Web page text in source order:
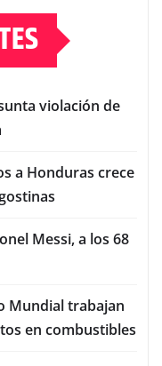
violación de
a Honduras crece
Messi, a los 68
Mundial trabajan
en combustibles